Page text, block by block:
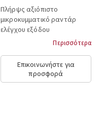
Πλήρψς αξιόπιστο
μικροκυμματικό ραντάρ
ελέγχου εξόδου
κατευθυντικό, ενεργοποίηση
και μέσα από τζάμι,
χρησιμοποιείται για το
αυτόματο άνοιγμα πόρτας
στους διερχόμενου, εμβέλεια
Περισσότερα
Επικοινωνήστε για
προσφορά